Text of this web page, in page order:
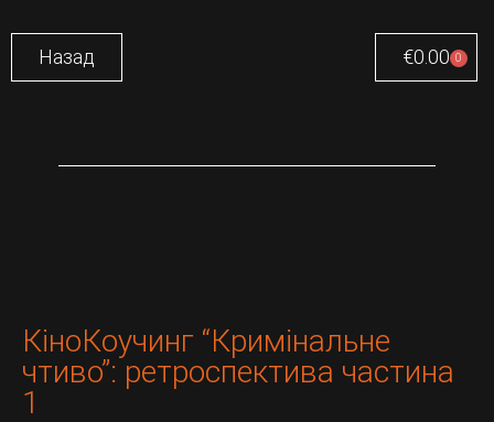
Назад €0.00 0
КіноКоучинг “Кримінальне
чтиво”: ретроспектива частина
1